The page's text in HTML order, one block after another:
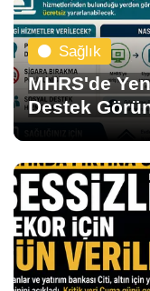
Sağlık
MHRS'de
Destek